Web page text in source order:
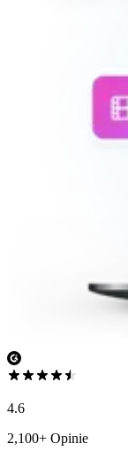
4.6
2,100+ Opinie